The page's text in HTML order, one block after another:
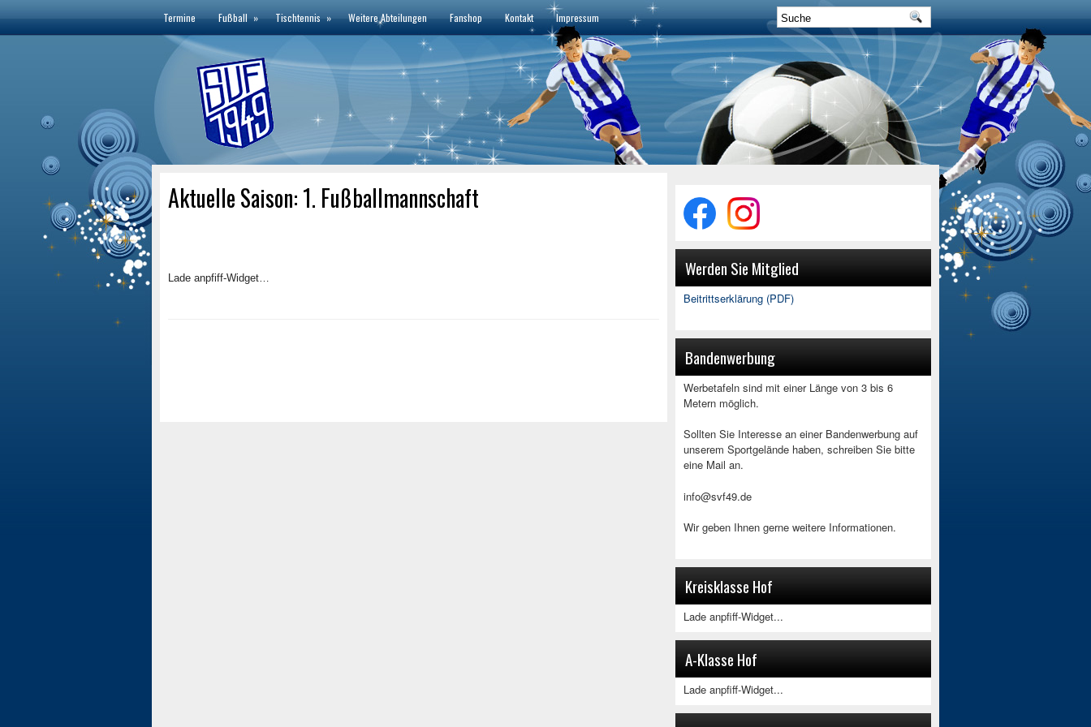
Termine Fußball » Tischtennis » Weitere Abteilungen Fanshop Kontakt Impressum
Aktuelle Saison: 1. Fußballmannschaft
Lade anpfiff-Widget… Werden Sie Mitglied
Beitrittserklärung (PDF)
Bandenwerbung
Werbetafeln sind mit einer Länge von 3 bis 6
Metern möglich.
Sollten Sie Interesse an einer Bandenwerbung auf
unserem Sportgelände haben, schreiben Sie bitte
eine Mail an.
info@svf49.de
Wir geben Ihnen gerne weitere Informationen.
Kreisklasse Hof
Lade anpfiff-Widget...
A-Klasse Hof
Lade anpfiff-Widget...